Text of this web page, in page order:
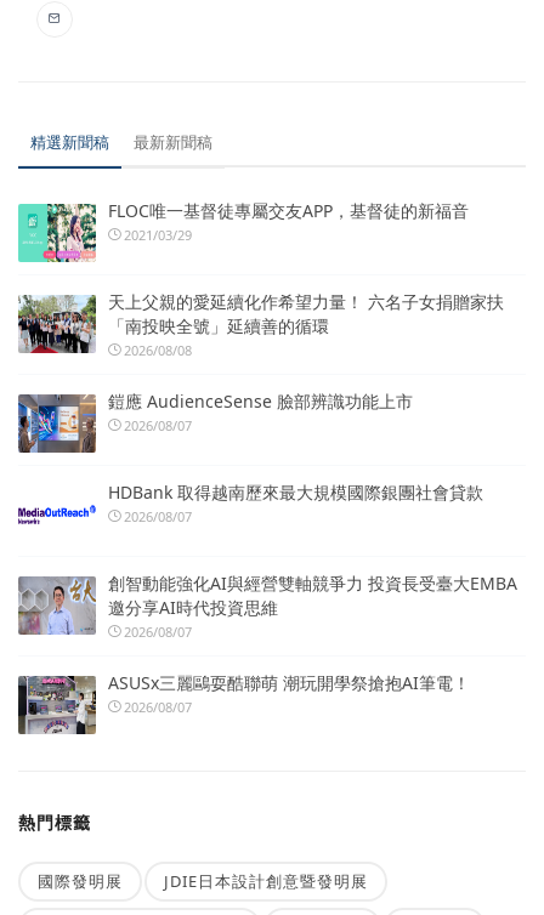
精選新聞稿 最新新聞稿
FLOC唯一基督徒專屬交友APP，基督徒的新福音
2021/03/29
天上父親的愛延續化作希望力量！ 六名子女捐贈家扶
「南投映全號」延續善的循環
2026/08/08
鎧應 AudienceSense 臉部辨識功能上市
2026/08/07
HDBank 取得越南歷來最大規模國際銀團社會貸款
2026/08/07
創智動能強化AI與經營雙軸競爭力 投資長受臺大EMBA
邀分享AI時代投資思維
2026/08/07
ASUSx三麗鷗耍酷聯萌 潮玩開學祭搶抱AI筆電！
2026/08/07
熱門標籤
國際發明展 JDIE日本設計創意暨發明展